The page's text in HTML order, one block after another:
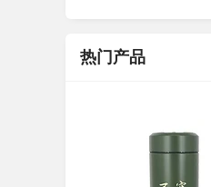
热门产品